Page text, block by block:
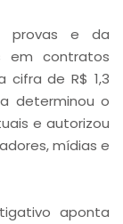
provas e da
em contratos
cifra de R$ 1,3
determinou o
e autorizou
mídias e
aponta